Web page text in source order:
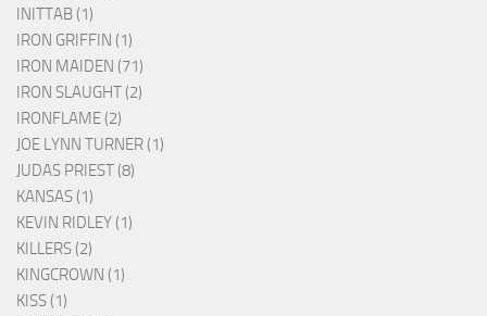
INITTAB (1)
IRON GRIFFIN (1)
IRON MAIDEN (71)
IRON SLAUGHT (2)
IRONFLAME (2)
JOE LYNN TURNER (1)
JUDAS PRIEST (8)
KANSAS (1)
KEVIN RIDLEY (1)
KILLERS (2)
KINGCROWN (1)
KISS (1)